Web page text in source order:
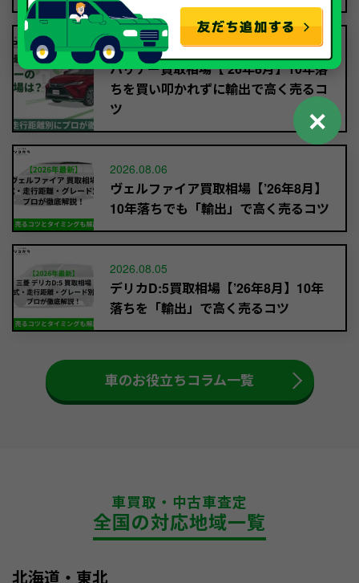
2026.08.06
ハリアー買取相場【’26年8月】10年落
ちを買い叩かれずに輸出で高く売るコ
ツ
2026.08.06
ヴェルファイア買取相場【’26年8月】
10年落ちでも「輸出」で高く売るコツ
2026.08.05
デリカD:5買取相場【’26年8月】10年
落ちを「輸出」で高く売るコツ
車のお役立ちコラム一覧
車買取・中古車査定
全国の対応地域一覧
北海道・東北
✕